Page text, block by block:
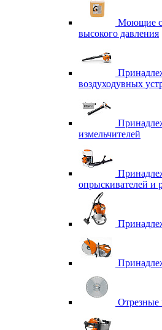
Моющие
высокого давления
воздуходувных
измельчителей
опрыскивателей и
Отрезные